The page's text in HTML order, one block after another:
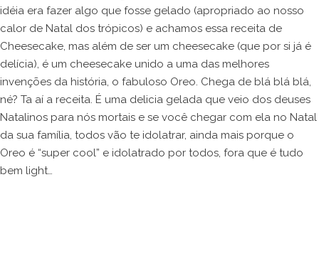
idéia era fazer algo que fosse gelado (apropriado ao nosso
calor de Natal dos trópicos) e achamos essa receita de
Cheesecake, mas além de ser um cheesecake (que por si já é
delícia), é um cheesecake unido a uma das melhores
invenções da história, o fabuloso Oreo. Chega de blá blá blá,
né? Ta aí a receita. É uma delicia gelada que veio dos deuses
Natalinos para nós mortais e se você chegar com ela no Natal
da sua família, todos vão te idolatrar, ainda mais porque o
Oreo é “super cool” e idolatrado por todos, fora que é tudo
bem light…